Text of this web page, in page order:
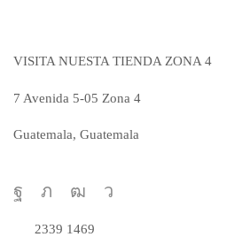
VISITA NUESTA TIENDA ZONA 4
7 Avenida 5-05 Zona 4
Guatemala, Guatemala
Facebook
TwitterYoutubeTelegram
Realiza tus pedidos al número
2339 1469